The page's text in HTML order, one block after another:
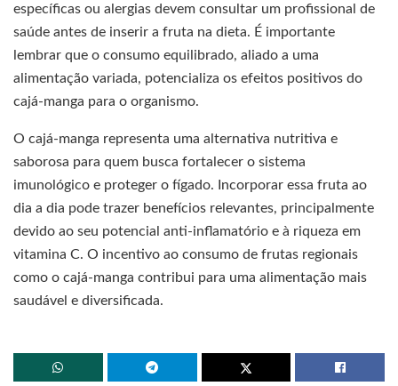
específicas ou alergias devem consultar um profissional de
saúde antes de inserir a fruta na dieta. É importante
lembrar que o consumo equilibrado, aliado a uma
alimentação variada, potencializa os efeitos positivos do
cajá-manga para o organismo.
O cajá-manga representa uma alternativa nutritiva e
saborosa para quem busca fortalecer o sistema
imunológico e proteger o fígado. Incorporar essa fruta ao
dia a dia pode trazer benefícios relevantes, principalmente
devido ao seu potencial anti-inflamatório e à riqueza em
vitamina C. O incentivo ao consumo de frutas regionais
como o cajá-manga contribui para uma alimentação mais
saudável e diversificada.